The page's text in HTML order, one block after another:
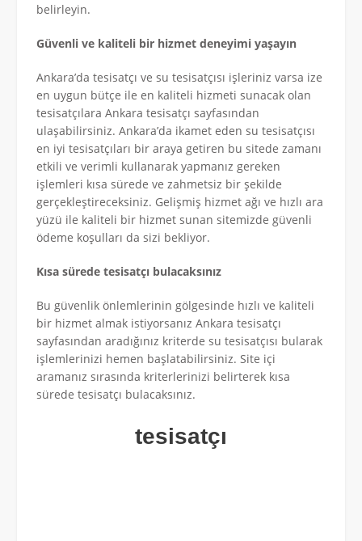
belirleyin.
Güvenli ve kaliteli bir hizmet deneyimi yaşayın
Ankara’da tesisatçı ve su tesisatçısı işleriniz varsa ize
en uygun bütçe ile en kaliteli hizmeti sunacak olan
tesisatçılara Ankara tesisatçı sayfasından
ulaşabilirsiniz. Ankara’da ikamet eden su tesisatçısı
en iyi tesisatçıları bir araya getiren bu sitede zamanı
etkili ve verimli kullanarak yapmanız gereken
işlemleri kısa sürede ve zahmetsiz bir şekilde
gerçekleştireceksiniz. Gelişmiş hizmet ağı ve hızlı ara
yüzü ile kaliteli bir hizmet sunan sitemizde güvenli
ödeme koşulları da sizi bekliyor.
Kısa sürede tesisatçı bulacaksınız
Bu güvenlik önlemlerinin gölgesinde hızlı ve kaliteli
bir hizmet almak istiyorsanız Ankara tesisatçı
sayfasından aradığınız kriterde su tesisatçısı bularak
işlemlerinizi hemen başlatabilirsiniz. Site içi
aramanız sırasında kriterlerinizi belirterek kısa
sürede tesisatçı bulacaksınız.
tesisatçı